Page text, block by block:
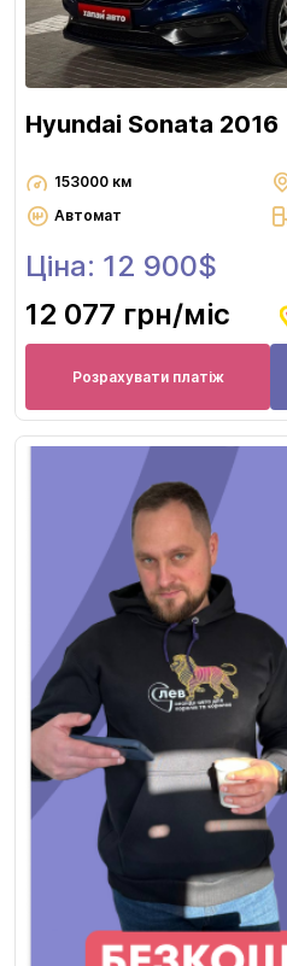
Hyundai Sonata 2016
153000 км
Автомат
Ціна: 12 900$
12 077 грн/міс
Розрахувати платіж